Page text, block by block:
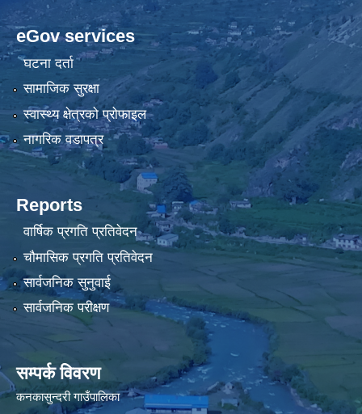
eGov services
घटना दर्ता
सामाजिक सुरक्षा
स्वास्थ्य क्षेत्रको प्रोफाइल
नागरिक वडापत्र
Reports
वार्षिक प्रगति प्रतिवेदन
चौमासिक प्रगति प्रतिवेदन
सार्वजनिक सुनुवाई
सार्वजनिक परीक्षण
सम्पर्क विवरण
कनकासुन्दरी गाउँपालिका